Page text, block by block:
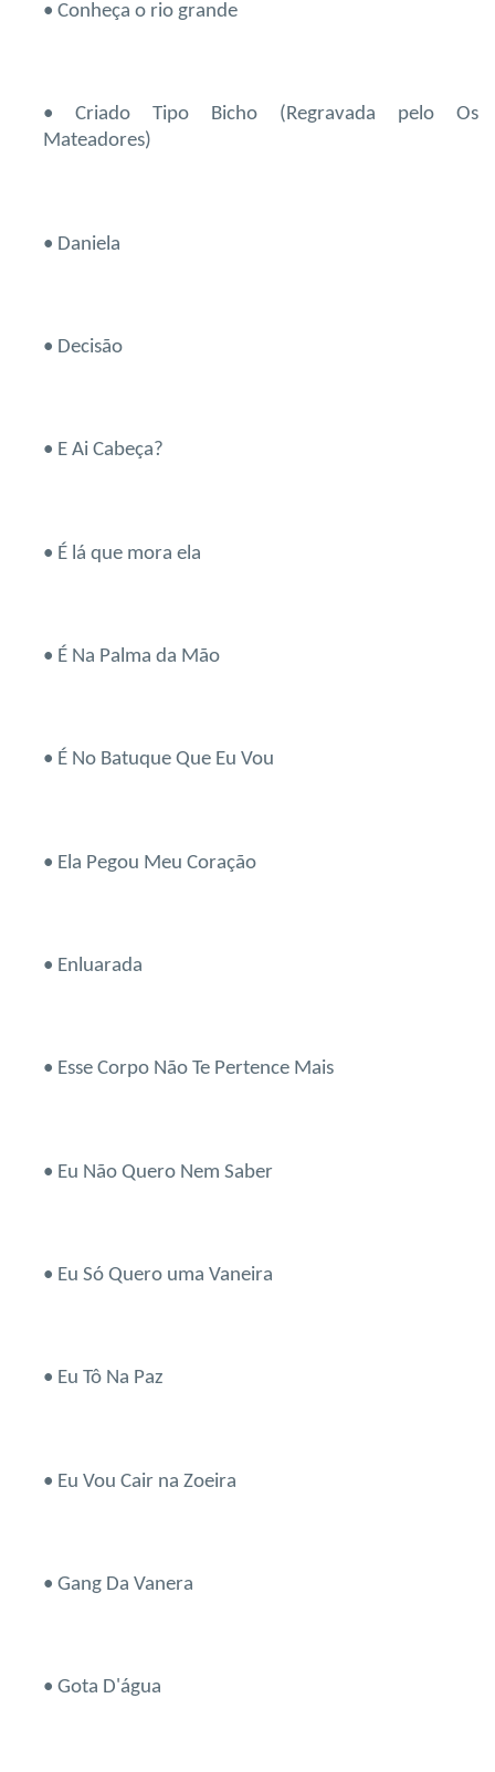
• Conheça o rio grande
• Criado Tipo Bicho (Regravada pelo Os
Mateadores)
• Daniela
• Decisão
• E Ai Cabeça?
• É lá que mora ela
• É Na Palma da Mão
• É No Batuque Que Eu Vou
• Ela Pegou Meu Coração
• Enluarada
• Esse Corpo Não Te Pertence Mais
• Eu Não Quero Nem Saber
• Eu Só Quero uma Vaneira
• Eu Tô Na Paz
• Eu Vou Cair na Zoeira
• Gang Da Vanera
• Gota D'água